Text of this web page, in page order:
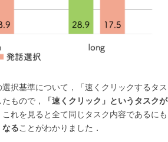
択基準について，「速くクリックするタス
もので，
「速くクリック」というタスクが
れを見ると全て同じタスク内容であるにも
なることがわかりました．